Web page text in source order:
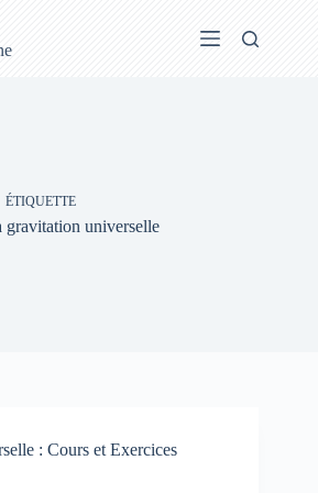
ÉTIQUETTE
gravitation universelle
: Cours et Exercices